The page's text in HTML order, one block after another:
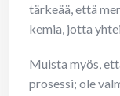
tärkeää, että
kemia, jotta
Muista myös,
prosessi; ole